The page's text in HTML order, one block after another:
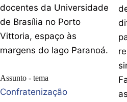
docentes da Universidade
de Brasília no Porto
Vittoria, espaço às
margens do lago Paranoá.
Assunto - tema
Confratenização